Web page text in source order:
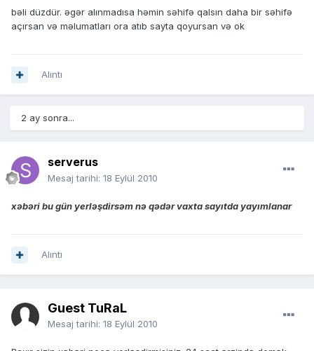
bəli düzdür. əgər alınmadısa həmin səhifə qalsın daha bir səhifə
açırsan və məlumatları ora atıb sayta qoyursan və ok
Alıntı
2 ay sonra...
serverus
Mesaj tarihi: 18 Eylül 2010
xəbəri bu gün yerləşdirsəm nə qədər vaxta sayıtda yayımlanar
Alıntı
Guest TuRaL
Mesaj tarihi: 18 Eylül 2010